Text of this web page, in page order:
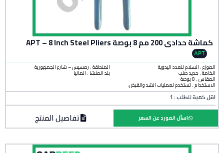
كماشة حدادي 200 مم 8 بوصة APT – 8 Inch Steel Pliers
APT
الموزع : السلام للعدد اليدوية
الخامة : حديد صلب
المنطقة : رمسيس – شارع الجمهورية
بلد المنشأ : ألمانيا
المقاس : 8 بوصة
الاستخدام : تستخدم لعمليات الشد والقبض.
اقل كمية للطلب : 1
تفاصيل المنتج اسأل المورد عن السعر